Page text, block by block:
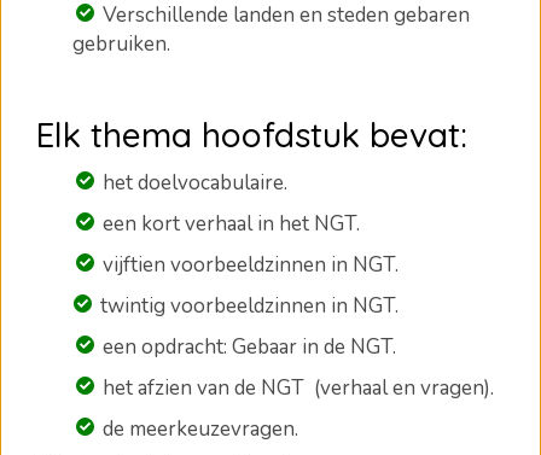
Verschillende landen en steden gebaren
gebruiken.
Elk thema hoofdstuk bevat:
het doelvocabulaire.
een kort verhaal in het NGT.
vijftien voorbeeldzinnen in NGT.
twintig voorbeeldzinnen in NGT.
een opdracht: Gebaar in de NGT.
het afzien van de NGT (verhaal en vragen).
de meerkeuzevragen.